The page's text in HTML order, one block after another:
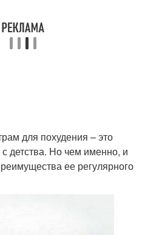
для похудения – это
детства. Но чем именно, и
ее регулярного